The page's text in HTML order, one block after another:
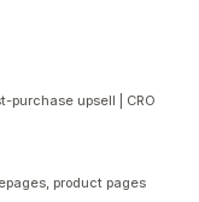
purchase upsell | CRO
product pages